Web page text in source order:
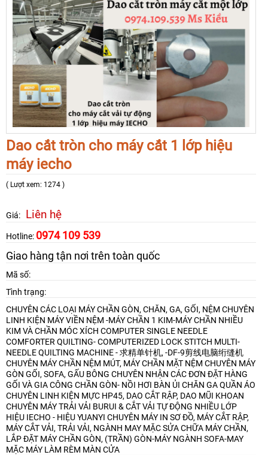
Dao cắt tròn cho máy cắt 1 lớp hiệu
máy iecho
( Lượt xem: 1274 )
Giá: Liên hệ
Hotline: 0974 109 539
Giao hàng tận nơi trên toàn quốc
Mã số:
Tình trạng:
CHUYÊN CÁC LOẠI MÁY CHẦN GÒN, CHĂN, GA, GỐI, NỆM CHUYÊN
LINH KIỆN MÁY VIỀN NỆM -MÁY CHẦN 1 KIM-MÁY CHẦN NHIỀU
KIM VÀ CHẦN MÓC XÍCH COMPUTER SINGLE NEEDLE
COMFORTER QUILTING- COMPUTERIZED LOCK STITCH MULTI-
NEEDLE QUILTING MACHINE - 求精单针机, -DF-9剪线电脑绗缝机
CHUYÊN MÁY CHẦN NỆM MÚT, MÁY CHẦN MẶT NỆM CHUYÊN MÁY
GÒN GỐI, SOFA, GẤU BÔNG CHUYÊN NHẬN CÁC ĐƠN ĐẶT HÀNG
GỐI VÀ GIA CÔNG CHẦN GÒN- NỒI HƠI BÀN ỦI CHĂN GA QUẦN ÁO
CHUYÊN LINH KIỆN MỰC HP45, DAO CẮT RẬP, DAO MŨI KHOAN
CHUYÊN MÁY TRẢI VẢI BURUI & CẮT VẢI TỰ ĐỘNG NHIỀU LỚP
HIỆU IECHO - HIỆU YUANYI CHUYÊN MÁY IN SƠ ĐỒ, MÁY CẮT RẬP,
MÁY CẮT VẢI, TRẢI VẢI, NGÀNH MAY MẶCSỬA CHỮA MÁY CHẦN,
LẮP ĐẶT MÁY CHẦN GÒN, (TRẦN) GÒN-MÁY NGÀNH SOFA-MAY
MẶC MÁY LÀM RÈM MÀN CỬA